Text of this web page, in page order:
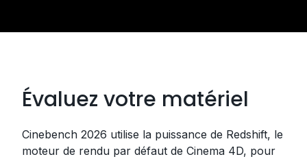
Évaluez votre matériel
Cinebench 2026 utilise la puissance de Redshift, le
moteur de rendu par défaut de Cinema 4D, pour